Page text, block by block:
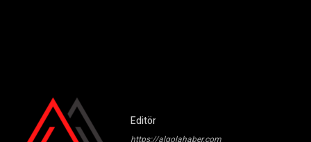
Editör
https://algolahaber.com